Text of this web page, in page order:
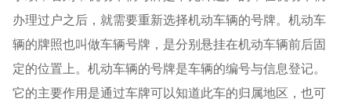
办理过户之后，就需要重新选择机动车辆的号牌。机动车
辆的牌照也叫做车辆号牌，是分别悬挂在机动车辆前后固
定的位置上。机动车辆的号牌是车辆的编号与信息登记。
它的主要作用是通过车牌可以知道此车的归属地区，也可